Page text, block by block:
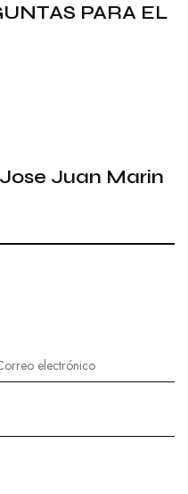
PARA EL
Juan Marin